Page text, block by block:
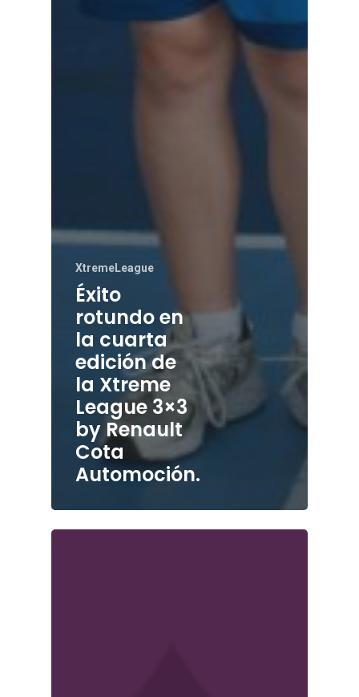
XtremeLeague
Éxito
rotundo en
la cuarta
edición de
la Xtreme
League 3×3
by Renault
Cota
Automoción.